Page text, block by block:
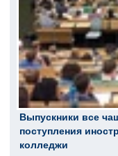
Выпускники все
поступления
колледжи